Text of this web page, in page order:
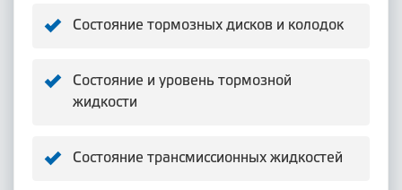
Состояние тормозных дисков и колодок
Состояние и уровень тормозной
жидкости
Состояние трансмиссионных жидкостей